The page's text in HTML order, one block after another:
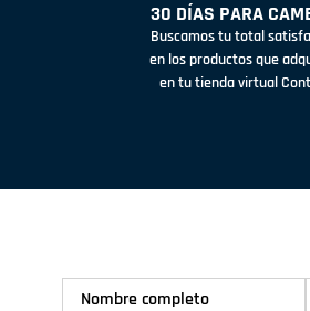
30 DÍAS PARA
Buscamos tu total
en los productos que
en tu tienda virtual